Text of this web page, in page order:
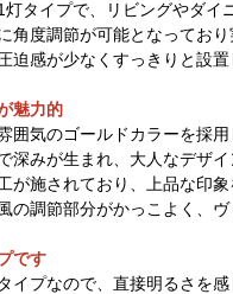
タイプで、リビングやダイ
度調節が可能となっており
感が少なくすっきりと設置
魅力的
気のゴールドカラーを採用
深みが生まれ、大人なデザイ
施されており、上品な印象
の調節部分がかっこよく、
です
イプなので、直接明るさを感